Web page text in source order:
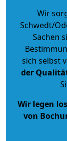
Wir
Schwedt/
Sachen
sich selbst
der
Wir legen
von